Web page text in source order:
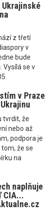
Ukrajinské
z třetí
v
bude
Vysílá se v
v Praze
tvrdit, že
nebo až
podpora je
tom, že se
na
naplňuje
CIA...